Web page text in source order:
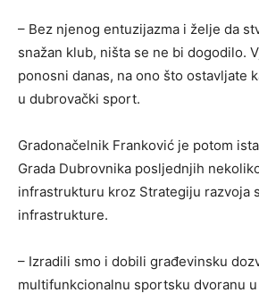
– Bez njenog entuzijazma i želje da
snažan klub, ništa se ne bi dogodilo.
ponosni danas, na ono što ostavljate
u dubrovački sport.
Gradonačelnik Franković je potom
Grada Dubrovnika posljednjih
infrastrukturu kroz Strategiju razvoja
infrastrukture.
– Izradili smo i dobili građevinsku
multifunkcionalnu sportsku dvoranu